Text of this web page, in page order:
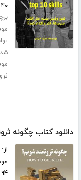
۴۰ صفحه
دانلود کتاب چگونه
از:
۹۴ صفحه